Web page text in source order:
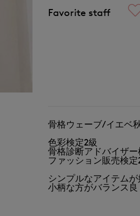
Favorite staff
骨格ウェーブ/イエベ
色彩検定2級
骨格診断アドバイザー
ファッション販売検定
シンプルなアイテムが
小柄な方がバランス